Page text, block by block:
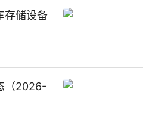
存储设备
（2026-